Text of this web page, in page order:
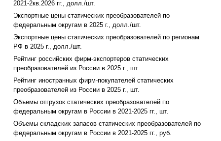
2021-2кв.2026 гг., долл./шт.
Экспортные цены статических преобразователей по
федеральным округам в 2025 г., долл./шт.
Экспортные цены статических преобразователей по регионам
РФ в 2025 г., долл./шт.
Рейтинг российских фирм-экспортеров статических
преобразователей из России в 2025 г., шт.
Рейтинг иностранных фирм-покупателей статических
преобразователей из России в 2025 г., шт.
Объемы отгрузок статических преобразователей по
федеральным округам в России в 2021-2025 гг., шт.
Объемы складских запасов статических преобразователей по
федеральным округам в России в 2021-2025 гг., руб.